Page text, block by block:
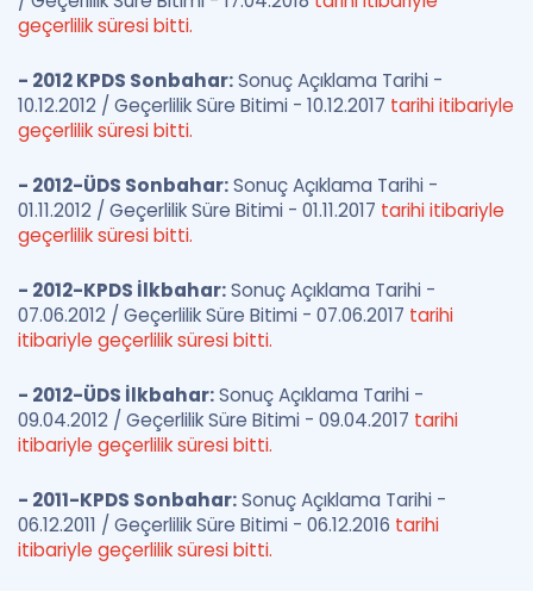
geçerlilik süresi bitti.
- 2012 KPDS Sonbahar:Sonuç Açıklama Tarihi -
10.12.2012 / Geçerlilik Süre Bitimi - 10.12.2017 tarihi itibariyle
geçerlilik süresi bitti.
- 2012-ÜDS Sonbahar:Sonuç Açıklama Tarihi -
01.11.2012 / Geçerlilik Süre Bitimi - 01.11.2017 tarihi itibariyle
geçerlilik süresi bitti.
- 2012-KPDS İlkbahar:Sonuç Açıklama Tarihi -
07.06.2012 / Geçerlilik Süre Bitimi - 07.06.2017 tarihi
itibariyle geçerlilik süresi bitti.
- 2012-ÜDS İlkbahar:Sonuç Açıklama Tarihi -
09.04.2012 / Geçerlilik Süre Bitimi - 09.04.2017 tarihi
itibariyle geçerlilik süresi bitti.
- 2011-KPDS Sonbahar:Sonuç Açıklama Tarihi -
06.12.2011 / Geçerlilik Süre Bitimi - 06.12.2016 tarihi
itibariyle geçerlilik süresi bitti.